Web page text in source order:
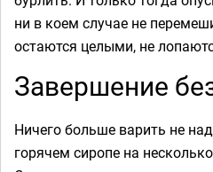
ни в коем случае не
остаются целыми, не
Завершение
Ничего больше варить не
горячем сиропе на